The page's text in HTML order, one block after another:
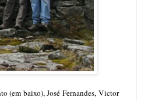
(em baixo), José Fernandes, Victor